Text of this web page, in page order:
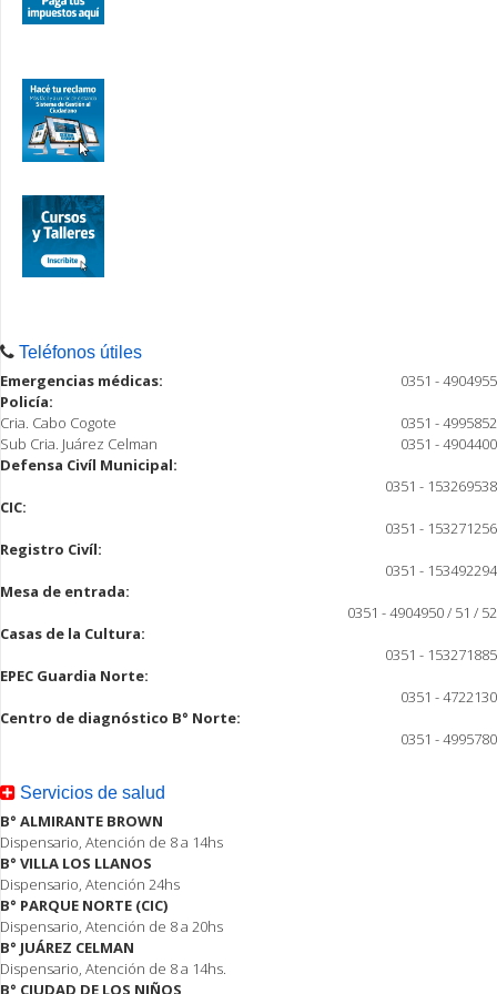
Teléfonos útiles
Emergencias médicas:
0351 - 4904955
Policía:
Cria. Cabo Cogote
0351 - 4995852
Sub Cria. Juárez Celman
0351 - 4904400
Defensa Civíl Municipal:
0351 - 153269538
CIC:
0351 - 153271256
Registro Civíl:
0351 - 153492294
Mesa de entrada:
0351 - 4904950 / 51 / 52
Casas de la Cultura:
0351 - 153271885
EPEC Guardia Norte:
0351 - 4722130
Centro de diagnóstico B° Norte:
0351 - 4995780
Servicios de salud
B° ALMIRANTE BROWN
Dispensario, Atención de 8 a 14hs
B° VILLA LOS LLANOS
Dispensario, Atención 24hs
B° PARQUE NORTE (CIC)
Dispensario, Atención de 8 a 20hs
B° JUÁREZ CELMAN
Dispensario, Atención de 8 a 14hs.
B° CIUDAD DE LOS NIÑOS